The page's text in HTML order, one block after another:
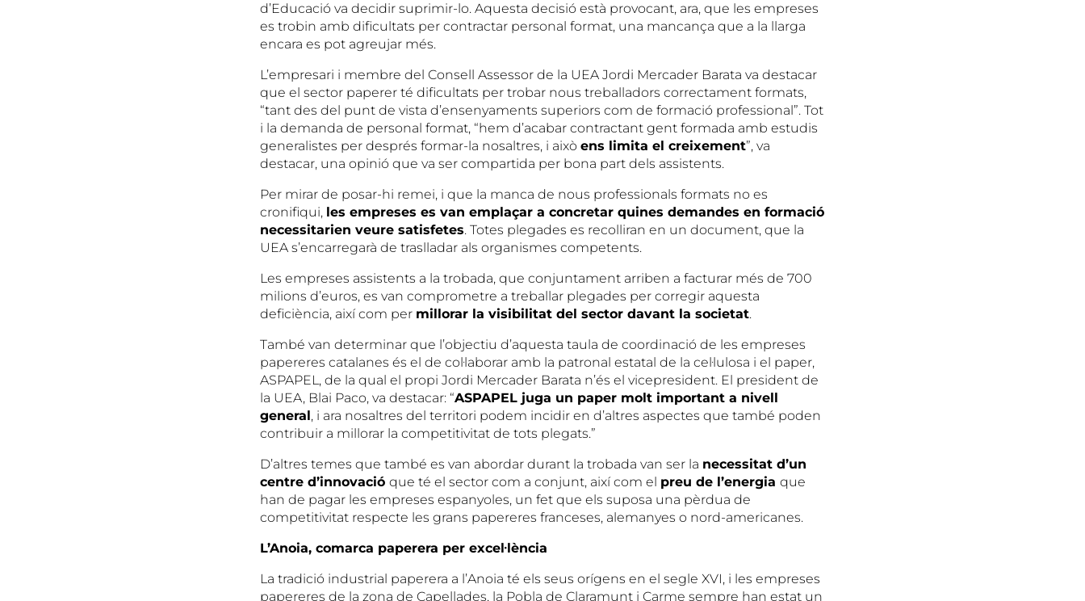
d’Educació va decidir suprimir-lo. Aquesta decisió està provocant, ara, que les empreses
es trobin amb dificultats per contractar personal format, una mancança que a la llarga
encara es pot agreujar més.
L’empresari i membre del Consell Assessor de la UEA Jordi Mercader Barata va destacar
que el sector paperer té dificultats per trobar nous treballadors correctament formats,
“tant des del punt de vista d’ensenyaments superiors com de formació professional”. Tot
i la demanda de personal format, “hem d’acabar contractant gent formada amb estudis
generalistes per després formar-la nosaltres, i això ens limita el creixement”, va
destacar, una opinió que va ser compartida per bona part dels assistents.
Per mirar de posar-hi remei, i que la manca de nous professionals formats no es
cronifiqui, les empreses es van emplaçar a concretar quines demandes en formació
necessitarien veure satisfetes. Totes plegades es recolliran en un document, que la
UEA s’encarregarà de traslladar als organismes competents.
Les empreses assistents a la trobada, que conjuntament arriben a facturar més de 700
milions d’euros, es van comprometre a treballar plegades per corregir aquesta
deficiència, així com per millorar la visibilitat del sector davant la societat.
També van determinar que l’objectiu d’aquesta taula de coordinació de les empreses
papereres catalanes és el de col·laborar amb la patronal estatal de la cel·lulosa i el paper,
ASPAPEL, de la qual el propi Jordi Mercader Barata n’és el vicepresident. El president de
la UEA, Blai Paco, va destacar: “ASPAPEL juga un paper molt important a nivell
general, i ara nosaltres del territori podem incidir en d’altres aspectes que també poden
contribuir a millorar la competitivitat de tots plegats.”
D’altres temes que també es van abordar durant la trobada van ser la necessitat d’un
centre d’innovació que té el sector com a conjunt, així com el preu de l’energia que
han de pagar les empreses espanyoles, un fet que els suposa una pèrdua de
competitivitat respecte les grans papereres franceses, alemanyes o nord-americanes.
L’Anoia, comarca paperera per excel·lència
La tradició industrial paperera a l’Anoia té els seus orígens en el segle XVI, i les empreses
papereres de la zona de Capellades, la Pobla de Claramunt i Carme sempre han estat un